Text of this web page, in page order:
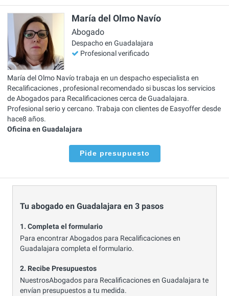
María del Olmo Navío
Abogado
Despacho en Guadalajara
Profesional verificado
María del Olmo Navío trabaja en un despacho especialista en
Recalificaciones , profesional recomendado si buscas los servicios
de Abogados para Recalificaciones cerca de Guadalajara.
Profesional serio y cercano. Trabaja con clientes de Easyoffer desde
hace8 años.
Oficina en Guadalajara
Pide presupuesto
Tu abogado en Guadalajara en 3 pasos
1. Completa el formulario
Para encontrar Abogados para Recalificaciones en
Guadalajara completa el formulario.
2. Recibe Presupuestos
NuestrosAbogados para Recalificaciones en Guadalajara te
envían presupuestos a tu medida.